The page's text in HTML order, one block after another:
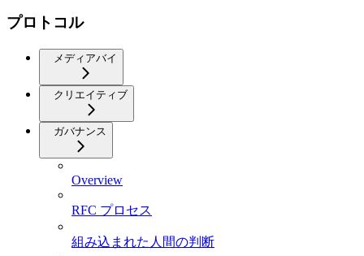
プロトコル
メディアバイ
クリエイティブ
ガバナンス
Overview
RFC プロセス
組み込まれた人間の判断